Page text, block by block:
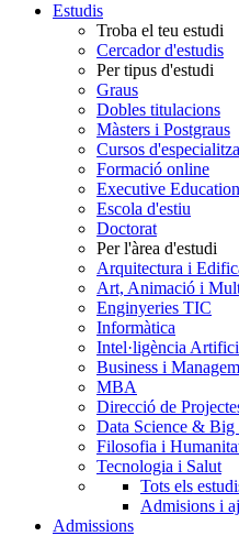
Estudis
Troba el teu estudi
Cercador d'estudis
Per tipus d'estudi
Graus
Dobles titulacions
Màsters i Postgraus
Cursos
Formació online
Executive Education
Escola d'estiu
Doctorat
Per l'àrea d'estudi
Arquitectura i
Art, Animació i
Enginyeries TIC
Informàtica
Intel·ligència
Business i
MBA
Direcció de
Data Science &
Filosofia i
Tecnologia i Salut
Tots els
Admisions i
Admissions